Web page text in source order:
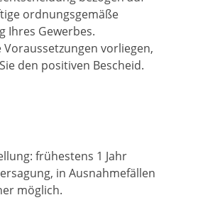
ordnungsgemäße
Ihres Gewerbes.
Voraussetzungen vorliegen,
den positiven Bescheid.
frühestens 1 Jahr
in Ausnahmefällen
möglich.